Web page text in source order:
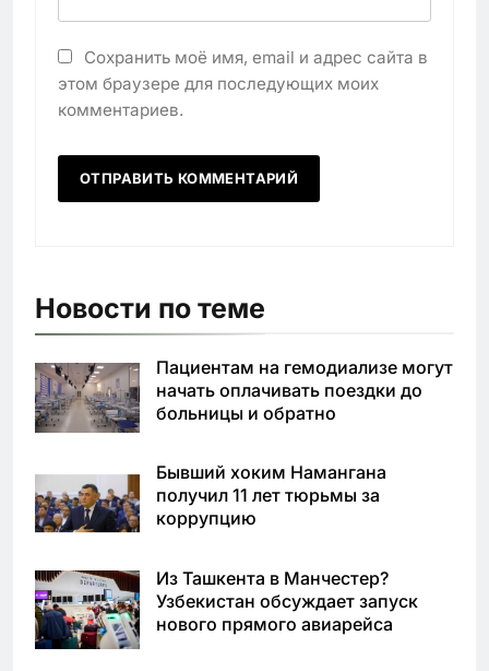
Сохранить моё имя, email и адрес сайта в
этом браузере для последующих моих
комментариев.
Новости по теме
Пациентам на гемодиализе могут
начать оплачивать поездки до
больницы и обратно
Бывший хоким Намангана
получил 11 лет тюрьмы за
коррупцию
Из Ташкента в Манчестер?
Узбекистан обсуждает запуск
нового прямого авиарейса